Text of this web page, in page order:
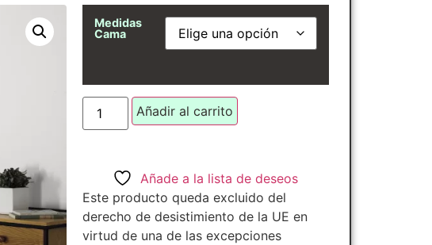
Medidas
Cama
Añadir al carrito
Añade a la lista de deseos
Este producto queda excluido del
derecho de desistimiento de la UE en
virtud de una de las excepciones